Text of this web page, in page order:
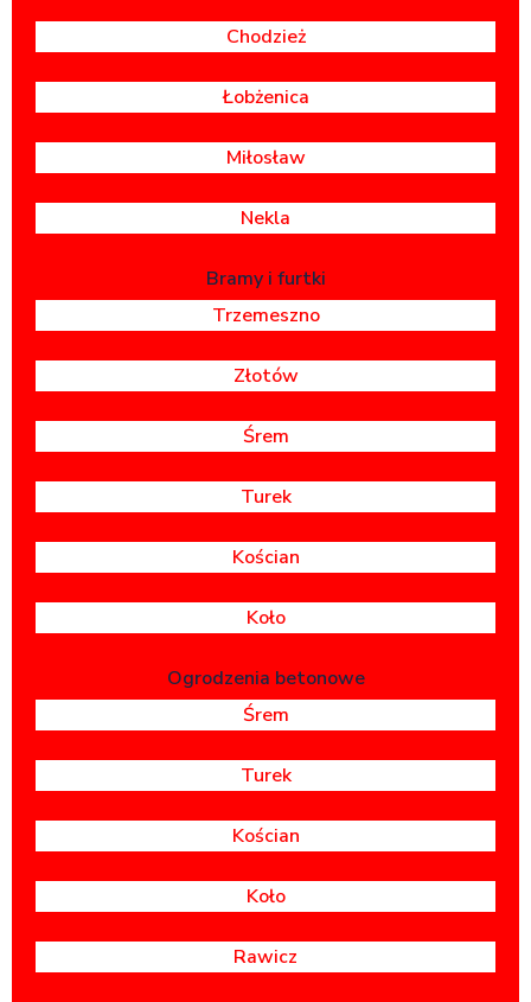
Chodzież
Łobżenica
Miłosław
Nekla
Bramy i furtki
Trzemeszno
Złotów
Śrem
Turek
Kościan
Koło
Ogrodzenia betonowe
Śrem
Turek
Kościan
Koło
Rawicz